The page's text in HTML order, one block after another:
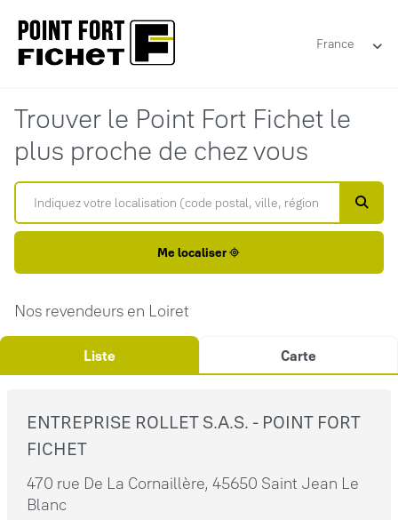
France
Trouver le Point Fort Fichet le
plus proche de chez vous
Me localiser
Nos revendeurs en Loiret
Liste Carte
ENTREPRISE ROLLET S.A.S. - POINT FORT
FICHET
470 rue De La Cornaillère, 45650 Saint Jean Le
Blanc